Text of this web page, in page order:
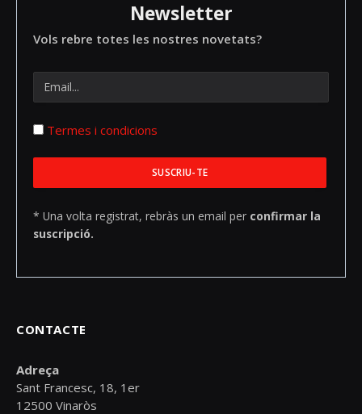
Newsletter
Vols rebre totes les nostres novetats?
Termes i condicions
* Una volta registrat, rebràs un email per confirmar la
suscripció.
CONTACTE
Adreça
Sant Francesc, 18, 1er
12500 Vinaròs